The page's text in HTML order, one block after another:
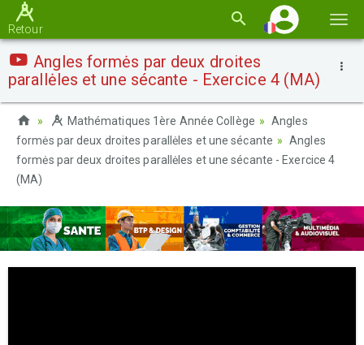
la
Retour
Angles formės par deux droites
parallėles et une sécante - Exercice 4 (MA)
Mathématiques 1ère Année Collège
Angles
formės par deux droites parallėles et une sécante
Angles
formės par deux droites parallėles et une sécante - Exercice 4
(MA)